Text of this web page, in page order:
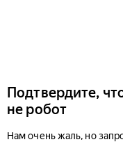
Подтвердите,
не робот
Нам очень жаль, но